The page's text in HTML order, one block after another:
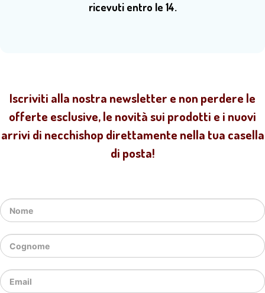
ricevuti entro le 14.
Iscriviti alla nostra newsletter e non perdere le
offerte esclusive, le novità sui prodotti e i nuovi
arrivi di necchishop direttamente nella tua casella
di posta!